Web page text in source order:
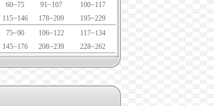
60~75
115~146
91~107
178~209
100~117
195~229
75~90
145~176
106~122
208~239
117~134
228~262